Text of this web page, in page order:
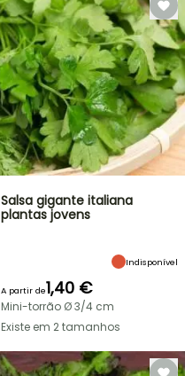
Salsa gigante italiana
plantas jovens
Indisponível
A partir de1,40 €
Mini-torrão Ø 3/4 cm
Existe em 2 tamanhos